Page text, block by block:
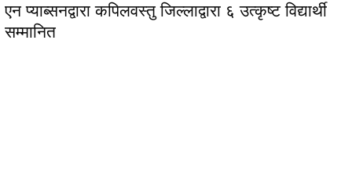
एन प्याब्सनद्वारा कपिलवस्तु जिल्लाद्वारा ६ उत्कृष्ट विद्यार्थी
सम्मानित